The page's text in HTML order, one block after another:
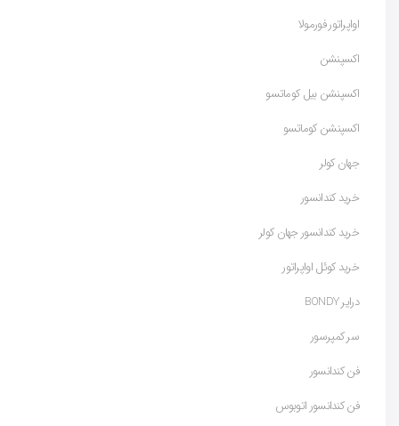
اواپراتور فورمولا
اکسپنشن
اکسپنشن بیل کوماتسو
اکسپنشن کوماتسو
جهان کولر
خرید کندانسور
خرید کندانسور جهان کولر
خرید کوئل اواپراتور
درایر BONDY
سر کمپرسور
فن کندانسور
فن کندانسور اتوبوس